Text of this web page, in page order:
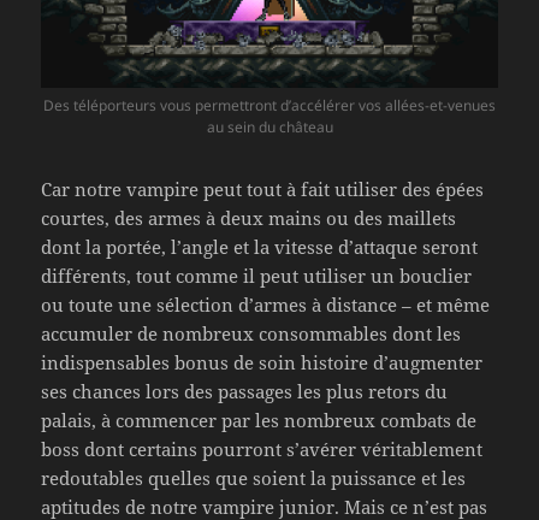
Des téléporteurs vous permettront d’accélérer vos allées-et-venues
au sein du château
Car notre vampire peut tout à fait utiliser des épées
courtes, des armes à deux mains ou des maillets
dont la portée, l’angle et la vitesse d’attaque seront
différents, tout comme il peut utiliser un bouclier
ou toute une sélection d’armes à distance – et même
accumuler de nombreux consommables dont les
indispensables bonus de soin histoire d’augmenter
ses chances lors des passages les plus retors du
palais, à commencer par les nombreux combats de
boss dont certains pourront s’avérer véritablement
redoutables quelles que soient la puissance et les
aptitudes de notre vampire junior. Mais ce n’est pas